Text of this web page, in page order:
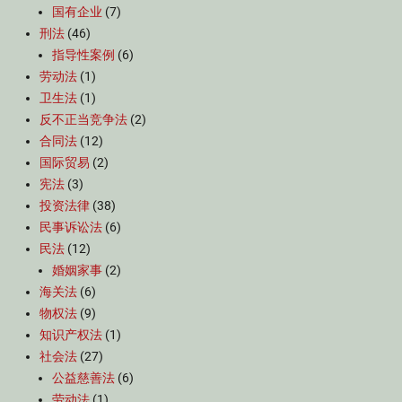
国有企业 (7)
刑法 (46)
指导性案例 (6)
劳动法 (1)
卫生法 (1)
反不正当竞争法 (2)
合同法 (12)
国际贸易 (2)
宪法 (3)
投资法律 (38)
民事诉讼法 (6)
民法 (12)
婚姻家事 (2)
海关法 (6)
物权法 (9)
知识产权法 (1)
社会法 (27)
公益慈善法 (6)